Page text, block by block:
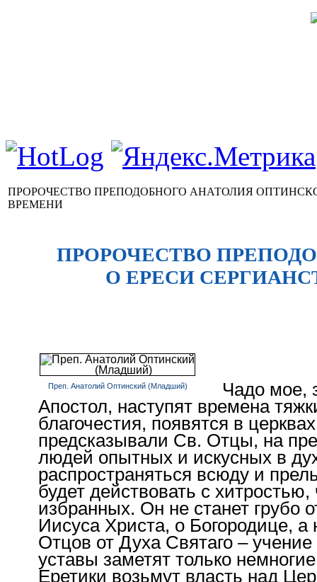
ПРОРОЧЕСТВО ПРЕПОДОБНОГО АНАТОЛИЯ
ВРЕМЕНИ
ПРОРОЧЕСТВО
О ЕРЕСИ
Преп. Анатолий Оптинский (Младший)
Чадо мое,
Апостол, наступят времена
благочестия, появятся в
предсказывали Св. Отцы, на
людей опытных и искусных в
распространяться всюду и
будет действовать с
избранных. Он не станет грубо
Иисуса Христа, о Богородице,
Отцов от Духа Святаго –
уставы заметят только
Еретики возьмут власть над